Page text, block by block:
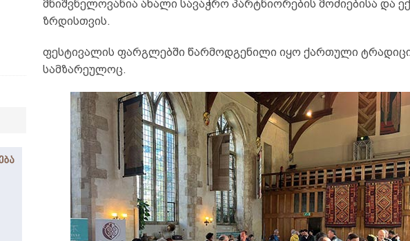
მნიშვნელოვანია ახალი სავაჭრო პარტნიორების მოძიებისა და
ზრდისთვის.
ფესტივალის ფარგლებში წარმოდგენილი იყო ქართული
სამზარეულოც.